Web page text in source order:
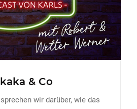
& Co
wir darüber, wie das